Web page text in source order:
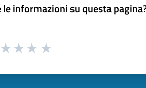
informazioni su questa